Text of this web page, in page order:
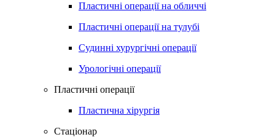
Пластичні операції на обличчі
Пластичні операції на тулубі
Судинні хурургічні операції
Урологічні операції
Пластичні операції
Пластична хірургія
Стаціонар